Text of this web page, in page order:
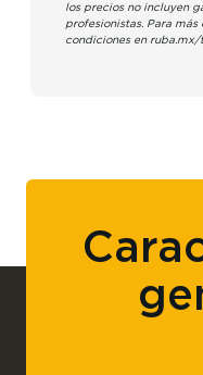
los precios no incluyen
profesionistas. Para
condiciones en